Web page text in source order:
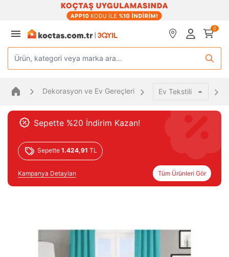
0
Ürün, kategori veya marka ara...
Dekorasyon ve Ev Gereçleri Ev Tekstili
Sepette %20 İndirim Kazan!
Sepette 1.424,91 TL
Kampanya Detayları Tüm Ürünleri Gör